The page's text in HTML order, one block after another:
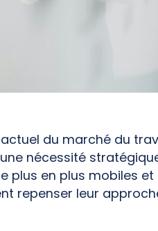
du marché du
nécessité
plus en plus mobiles
repenser leur